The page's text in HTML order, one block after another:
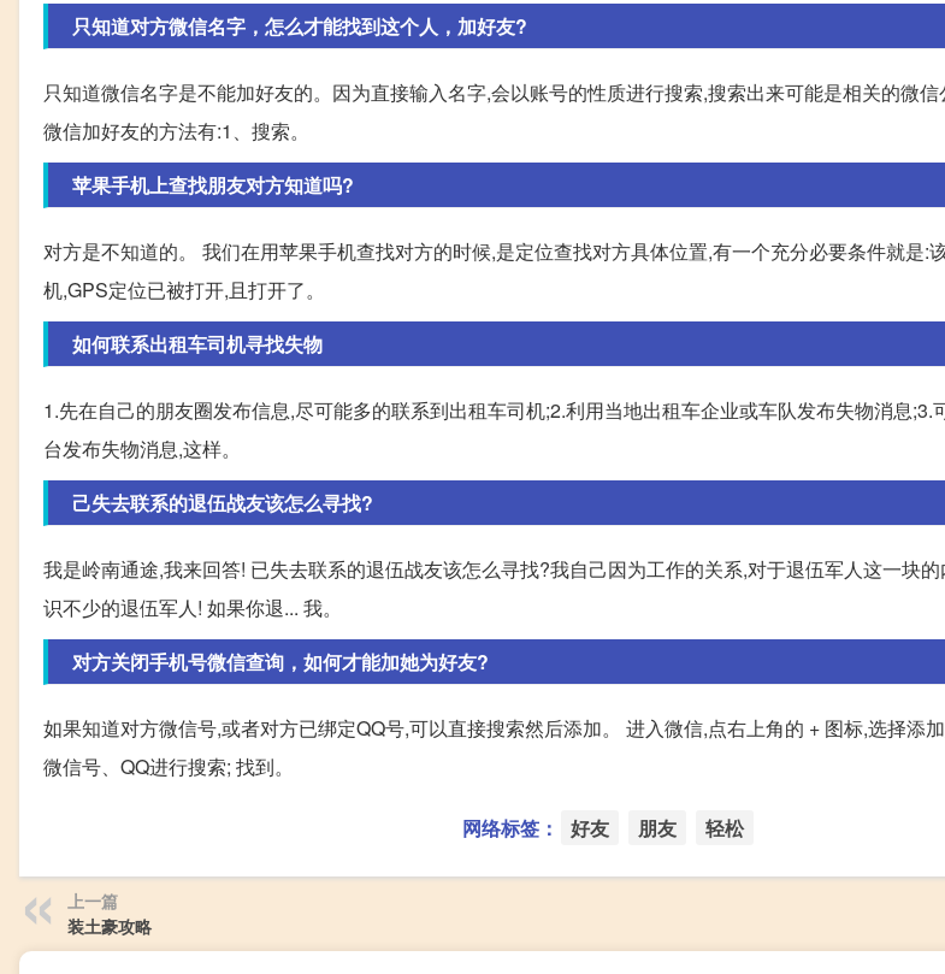
只知道对方微信名字，怎么才能找到这个人，加好友?
只知道微信名字是不能加好友的。因为直接输入名字,会以账号的性质进行搜索,搜索出来可能是相关的微信
微信加好友的方法有:1、搜索。
苹果手机上查找朋友对方知道吗?
对方是不知道的。 我们在用苹果手机查找对方的时候,是定位查找对方具体位置,有一个充分必要条件就是:
机,GPS定位已被打开,且打开了。
如何联系出租车司机寻找失物
1.先在自己的朋友圈发布信息,尽可能多的联系到出租车司机;2.利用当地出租车企业或车队发布失物消息;3.
台发布失物消息,这样。
己失去联系的退伍战友该怎么寻找?
我是岭南通途,我来回答! 已失去联系的退伍战友该怎么寻找?我自己因为工作的关系,对于退伍军人这一块
识不少的退伍军人! 如果你退... 我。
对方关闭手机号微信查询，如何才能加她为好友?
如果知道对方微信号,或者对方已绑定QQ号,可以直接搜索然后添加。 进入微信,点右上角的 + 图标,选择添
微信号、QQ进行搜索; 找到。
网络标签： 好友 朋友 轻松
上一篇
装土豪攻略